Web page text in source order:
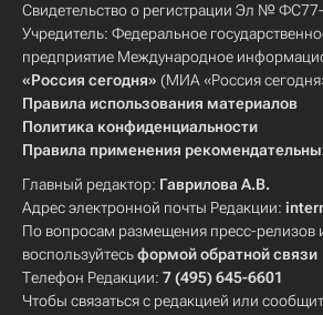
Свидетельство о регистрации Эл №
Учредитель: Федеральное
предприятие Международное
«Россия сегодня» (МИА «Россия
Правила использования материалов
Политика конфиденциальности
Правила применения
Главный редактор: Гаврилова А.В.
Адрес электронной почты Редакции:
По вопросам размещения пресс-релизов
воспользуйтесьформой обратной связи
Телефон Редакции: 7 (495) 645-6601
Чтобы связаться с редакцией или